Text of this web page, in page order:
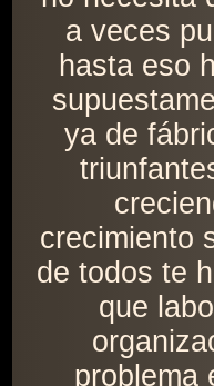
a veces
hasta eso
ya de
crecimiento
de todos te
que
problema